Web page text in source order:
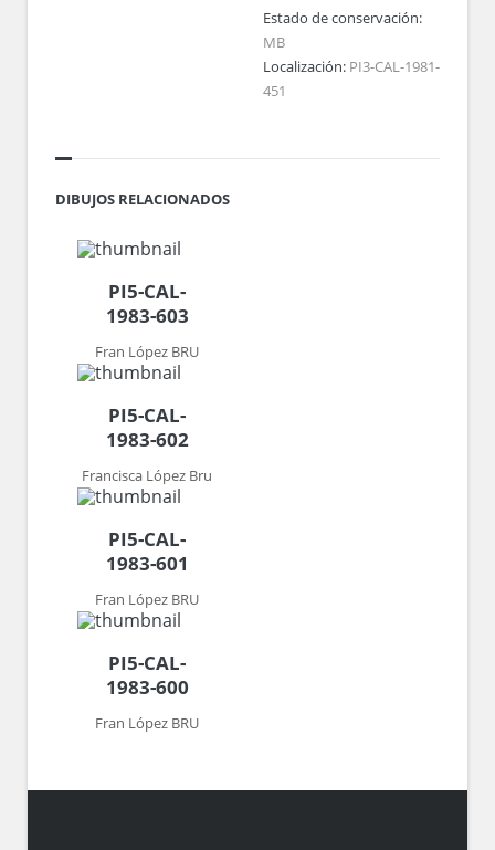
Estado de conservación:
MB
Localización: PI3-CAL-1981-
451
DIBUJOS RELACIONADOS
PI5-CAL-
1983-603
Fran López BRU
PI5-CAL-
1983-602
Francisca López Bru
PI5-CAL-
1983-601
Fran López BRU
PI5-CAL-
1983-600
Fran López BRU